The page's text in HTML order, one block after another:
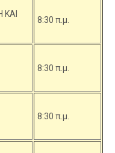
8:30 π.μ.
8:30 π.μ.
8:30 π.μ.